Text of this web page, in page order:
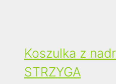
Koszulka z
STRZYGA